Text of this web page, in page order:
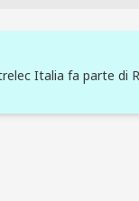
Italia fa parte di